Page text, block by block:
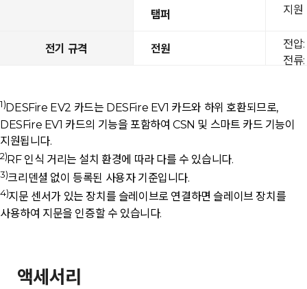
탬퍼
전기 규격 전원
지원
전압
전류
1)DESFire EV2 카드는 DESFire EV1 카드와 하위 호환되므로,
DESFire EV1 카드의 기능을 포함하여 CSN 및 스마트 카드 기능이
지원됩니다.
2)RF 인식 거리는 설치 환경에 따라 다를 수 있습니다.
3)크리덴셜 없이 등록된 사용자 기준입니다.
4)지문 센서가 있는 장치를 슬레이브로 연결하면 슬레이브 장치를
사용하여 지문을 인증할 수 있습니다.
액세서리